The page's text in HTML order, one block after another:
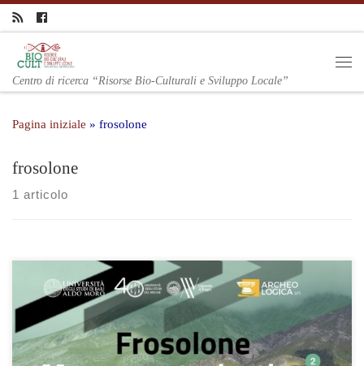
Centro di ricerca “Risorse Bio-Culturali e Sviluppo Locale”
Pagina iniziale » frosolone
frosolone
1 articolo
Presentazione del progetto alle comunità coinvolte e avvio dei
lavori delle mappe partecipative. TRAME è finanziato da